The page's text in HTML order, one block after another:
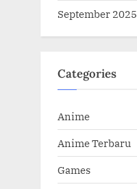
September 2025
Categories
Anime
Anime Terbaru
Games